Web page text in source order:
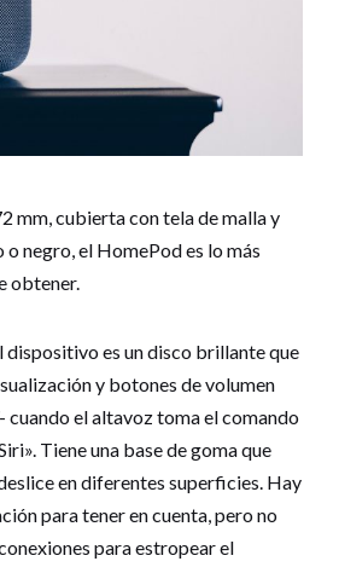
mm, cubierta con tela de malla y
negro, el HomePod es lo más
obtener.
dispositivo es un disco brillante que
y botones de volumen
cuando el altavoz toma el comando
Tiene una base de goma que
en diferentes superficies. Hay
para tener en cuenta, pero no
para estropear el